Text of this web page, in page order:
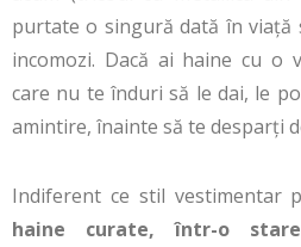
purtate o singură dată în viață
incomozi. Dacă ai haine cu o
care nu te înduri să le dai, le
amintire, înainte să te desparți
Indiferent ce stil vestimentar
haine curate, într-o